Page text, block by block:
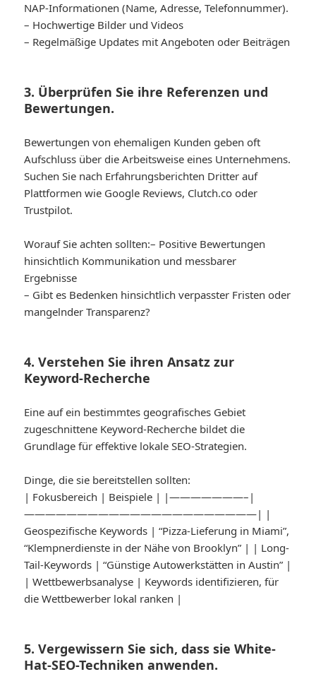
NAP-Informationen (Name, Adresse, Telefonnummer).
– Hochwertige Bilder und Videos
– Regelmäßige Updates mit Angeboten oder Beiträgen
3. Überprüfen Sie ihre Referenzen und
Bewertungen.
Bewertungen von ehemaligen Kunden geben oft
Aufschluss über die Arbeitsweise eines Unternehmens.
Suchen Sie nach Erfahrungsberichten Dritter auf
Plattformen wie Google Reviews, Clutch.co oder
Trustpilot.
Worauf Sie achten sollten:– Positive Bewertungen
hinsichtlich Kommunikation und messbarer
Ergebnisse
– Gibt es Bedenken hinsichtlich verpasster Fristen oder
mangelnder Transparenz?
4. Verstehen Sie ihren Ansatz zur
Keyword-Recherche
Eine auf ein bestimmtes geografisches Gebiet
zugeschnittene Keyword-Recherche bildet die
Grundlage für effektive lokale SEO-Strategien.
Dinge, die sie bereitstellen sollten:
| Fokusbereich | Beispiele | |———————–|
——————————————————————| |
Geospezifische Keywords | “Pizza-Lieferung in Miami”,
“Klempnerdienste in der Nähe von Brooklyn” | | Long-
Tail-Keywords | “Günstige Autowerkstätten in Austin” |
| Wettbewerbsanalyse | Keywords identifizieren, für
die Wettbewerber lokal ranken |
5. Vergewissern Sie sich, dass sie White-
Hat-SEO-Techniken anwenden.